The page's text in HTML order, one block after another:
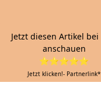
Jetzt diesen Artikel bei
anschauen
⭐⭐⭐⭐⭐
Jetzt klicken!- Partnerlink*